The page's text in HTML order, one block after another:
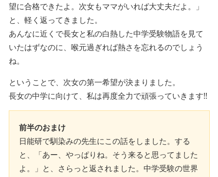
望に合格できたよ。次女もママがいれば大丈夫だよ。」
と、軽く返ってきました。
あんなに近くで長女と私の白熱した中学受験物語を見て
いたはずなのに、喉元過ぎれば熱さを忘れるのでしょう
ね。
ということで、次女の第一希望が決まりました。
長女の中学に向けて、私は再度全力で頑張っていきます!!
前半のおまけ
日能研で馴染みの先生にこの話をしました。する
と、「あー、やっぱりね。そう来ると思ってました
よ。」と、さらっと返されました。中学受験の世界